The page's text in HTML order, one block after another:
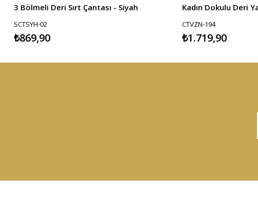
3 Bölmeli Deri Sırt Çantası - Siyah
SCTSYH-02
₺869,90
CTVZN-194
₺1.719,90